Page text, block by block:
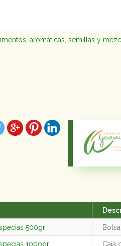
aromáticas, semillas y
500gr
1000gr Caja